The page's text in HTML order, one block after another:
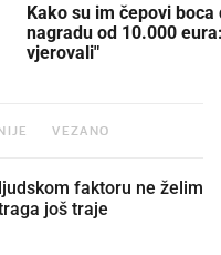
Kako su im čepovi boca
nagradu od 10.000
vjerovali"
VEZANO
faktoru ne želim
još traje